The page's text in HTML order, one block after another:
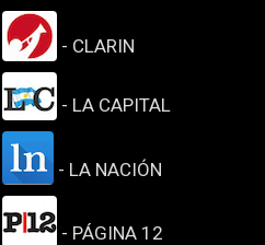
- CLARIN
- LA CAPITAL
- LA NACIÓN
- PÁGINA 12